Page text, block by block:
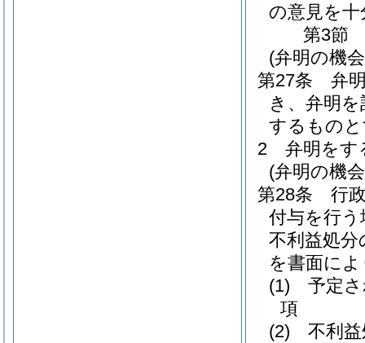
の意見を
第3節
(弁明の機
第27条
弁
き、弁明
するもの
2
弁明をす
(弁明の機
第28条
行
付与を行
不利益処
を書面に
(1)
予定
項
(2)
不利